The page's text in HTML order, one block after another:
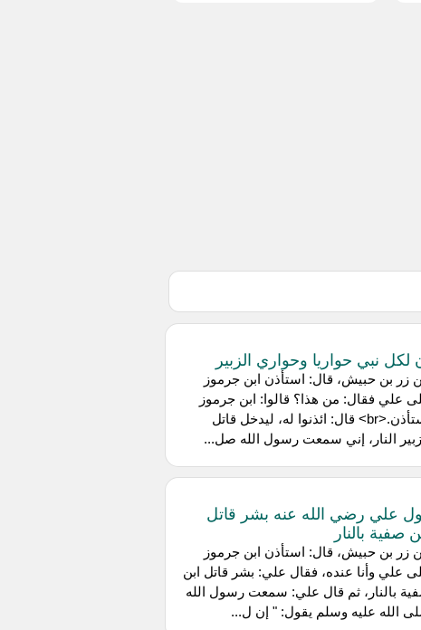
لكل نبي حواريا وحواري الزبير
زر بن حبيش، قال: استأذن ابن جرموز
علي فقال: من هذا؟ قالوا: ابن جرموز
يستأذن.<br> قال: ائذنوا له، ليدخل قاتل
النار، إني سمعت رسول الله صل...
علي رضي الله عنه بشر قاتل
صفية بالنار
زر بن حبيش، قال: استأذن ابن جرموز
علي وأنا عنده، فقال علي: بشر قاتل ابن
بالنار، ثم قال علي: سمعت رسول الله
الله عليه وسلم يقول: " إن ل...